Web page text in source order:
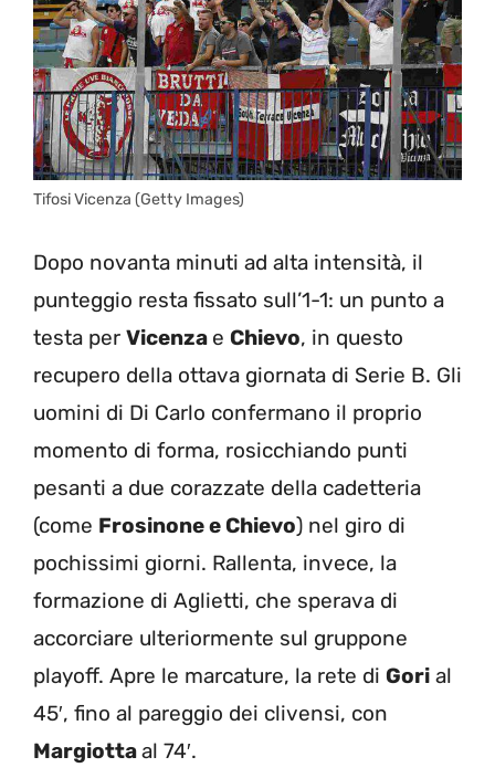
Tifosi Vicenza (Getty Images)
Dopo novanta minuti ad alta intensità, il
punteggio resta fissato sull’1-1: un punto a
testa per Vicenza e Chievo, in questo
recupero della ottava giornata di Serie B. Gli
uomini di Di Carlo confermano il proprio
momento di forma, rosicchiando punti
pesanti a due corazzate della cadetteria
(come Frosinonee Chievo) nel giro di
pochissimi giorni. Rallenta, invece, la
formazione di Aglietti, che sperava di
accorciare ulteriormente sul gruppone
playoff. Apre le marcature, la rete di Gori al
45′, fino al pareggio dei clivensi, con
Margiottaal 74′.